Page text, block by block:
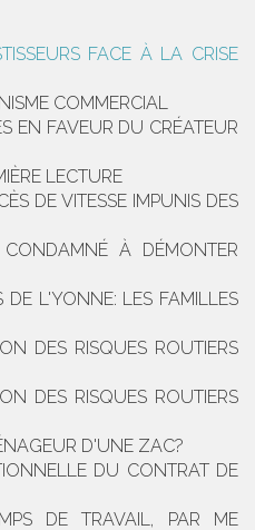
FACE À LA CRISE
COMMERCIAL
EN FAVEUR DU CRÉATEUR
LECTURE
DE VITESSE IMPUNIS DES
À DÉMONTER
DE L'YONNE: LES FAMILLES
DES RISQUES ROUTIERS
DES RISQUES ROUTIERS
D'UNE ZAC?
DU CONTRAT DE
DE TRAVAIL, PAR ME